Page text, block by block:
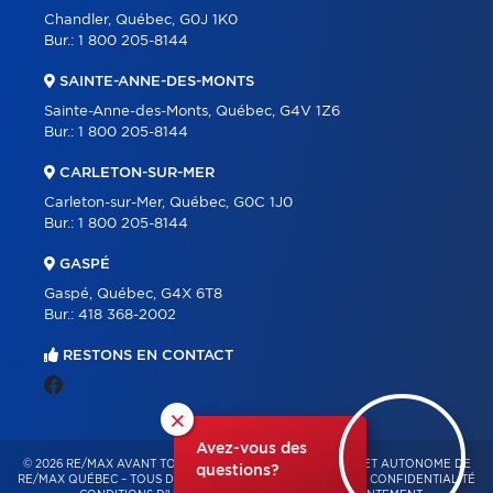
×
Avez-vous des
questions?
Chandler, Québec, G0J 1K0
Bur.: 1 800 205-8144
SAINTE-ANNE-DES-MONTS
Sainte-Anne-des-Monts, Québec, G4V 1Z6
Bur.: 1 800 205-8144
CARLETON-SUR-MER
Carleton-sur-Mer, Québec, G0C 1J0
Bur.: 1 800 205-8144
GASPÉ
Gaspé, Québec, G4X 6T8
Bur.: 418 368-2002
RESTONS EN CONTACT
© 2026 RE/MAX AVANT TOUT – FRANCHISÉ INDÉPENDANT ET AUTONOME DE
RE/MAX QUÉBEC – TOUS DROITS RÉSERVÉS -
POLITIQUE DE CONFIDENTIALITÉ